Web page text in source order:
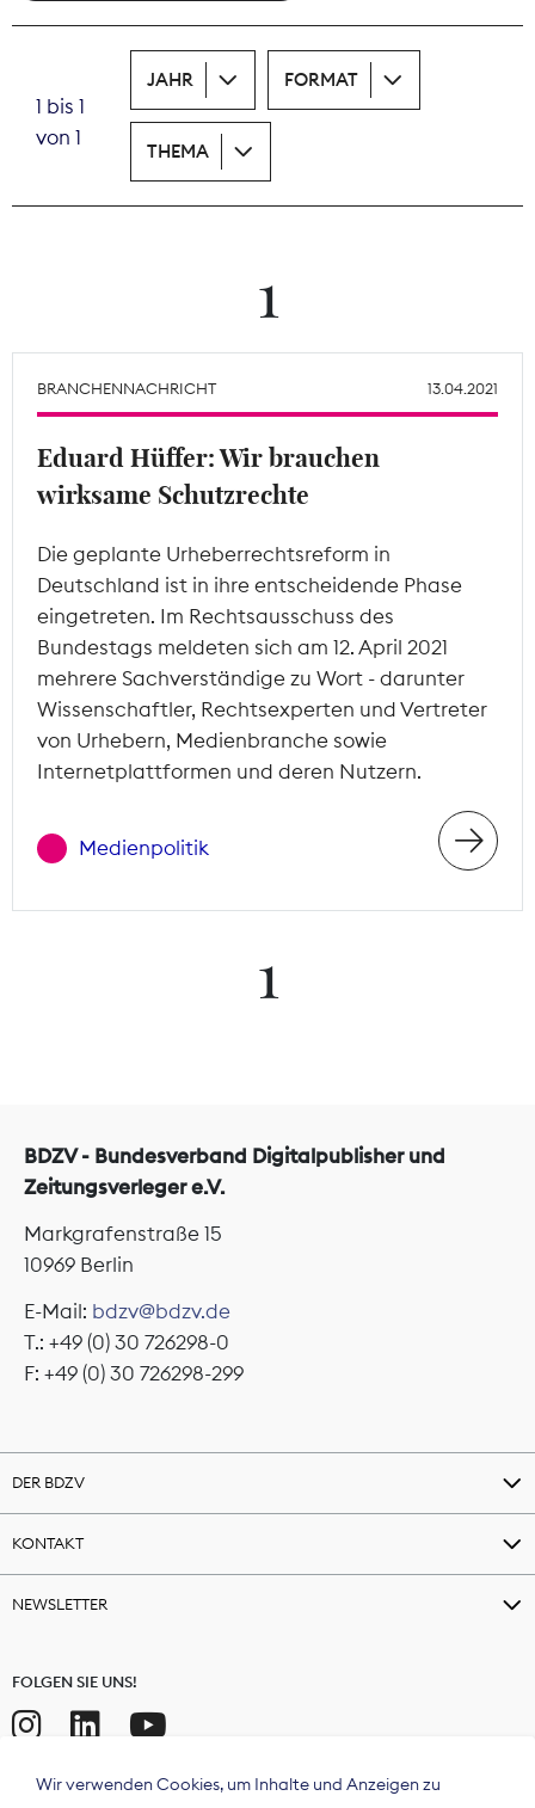
Print
Wächterpreis
Mitgliederbereich
1 bis 1
von 1
JAHR FORMAT
THEMA
1
BRANCHENNACHRICHT 13.04.2021
Eduard Hüffer: Wir brauchen
wirksame Schutzrechte
Die geplante Urheberrechtsreform in
Deutschland ist in ihre entscheidende Phase
eingetreten. Im Rechtsausschuss des
Bundestags meldeten sich am 12. April 2021
mehrere Sachverständige zu Wort - darunter
Wissenschaftler, Rechtsexperten und Vertreter
von Urhebern, Medienbranche sowie
Internetplattformen und deren Nutzern.
Medienpolitik
1
BDZV - Bundesverband Digitalpublisher und
Zeitungsverleger e.V.
Markgrafenstraße 15
10969 Berlin
E-Mail: bdzv@bdzv.de
T.: +49 (0) 30 726298-0
F: +49 (0) 30 726298-299
DER BDZV
KONTAKT
NEWSLETTER
FOLGEN SIE UNS!
Wir verwenden Cookies, um Inhalte und Anzeigen zu